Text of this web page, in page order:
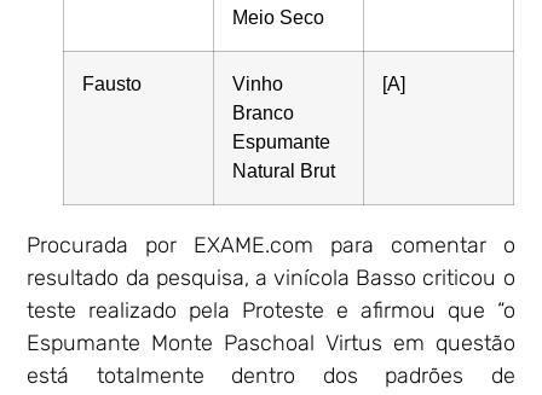
Meio Seco
Fausto
Vinho
Branco
Espumante
Natural Brut
[A]
Procurada por EXAME.com para comentar o
resultado da pesquisa, a vinícola Basso criticou o
teste realizado pela Proteste e afirmou que “o
Espumante Monte Paschoal Virtus em questão
está totalmente dentro dos padrões de